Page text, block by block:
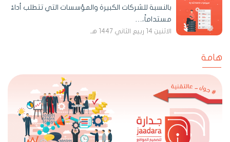
بالنسبة للشركات الكبيرة والمؤسسات التي تتطلب أداءً
مستداماً،…
الاثنين 14 ربيع الثاني 1447 هـ
هامة